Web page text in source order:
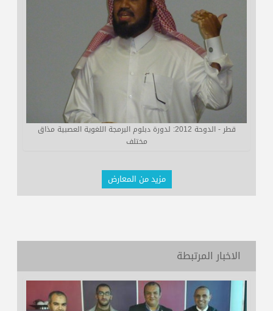
قطر - الدوحة 2012: لدورة دبلوم البرمجة اللغوية العصبية مذاق
مختلف
مزيد من المعارض
الاخبار المرتبطة